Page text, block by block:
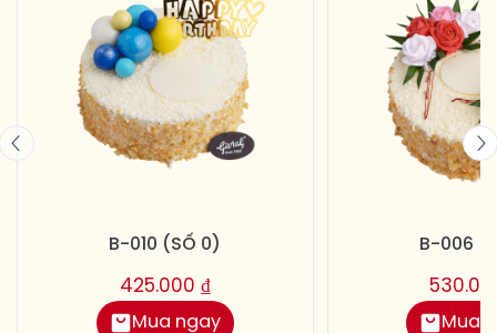
B-010 (SỐ 0)
Mua ngay
425.000 ₫
B-006
Mua